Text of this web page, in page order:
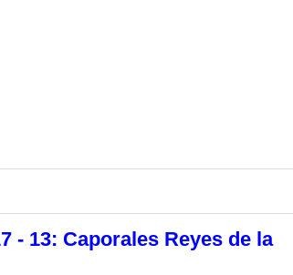
- 13: Caporales Reyes de la